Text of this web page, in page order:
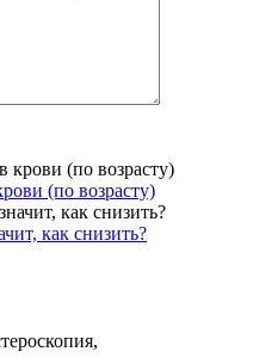
(по возрасту)
как снизить?